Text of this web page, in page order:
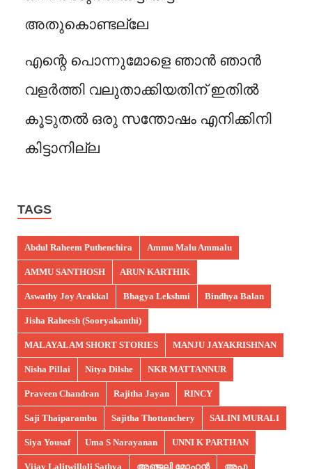
അതുകൊണ്ടല്ലേ
എന്റെ പൊന്നുമോളെ ഞാൻ ഞാൻ
വളർത്തി വലുതാക്കിയതിന് ഇതിൽ
കൂടുതൽ ഒരു സന്തോഷം എനിക്കിനി
കിട്ടാനില്ല
TAGS
Abdul Raheem Puthenchira Ammu Malu Ammalu
AMMU SANTHOSH ARUN KARTHIK
Aswathy Joy Arakkal Bhagya Lekshmi Bindhya Balan
Jisha Raheesh (Sooryakanthi)
MALAYALAM SHORT STORIES MANJU JAYAKRISHNAN
Nisha Pillai Nitya Dilshe NKR MATTANNUR
Praveen Chandran Rajitha Jayan RINCY
Saji Thaiparambu Sajitha Thottanchery SALINI MURALI
Siya Yousaf Uma S Narayanan UNNI K PARTHAN
Vijay Lalitwilloli Sathya അഞ്ജലി മോഹൻ അപ്പു